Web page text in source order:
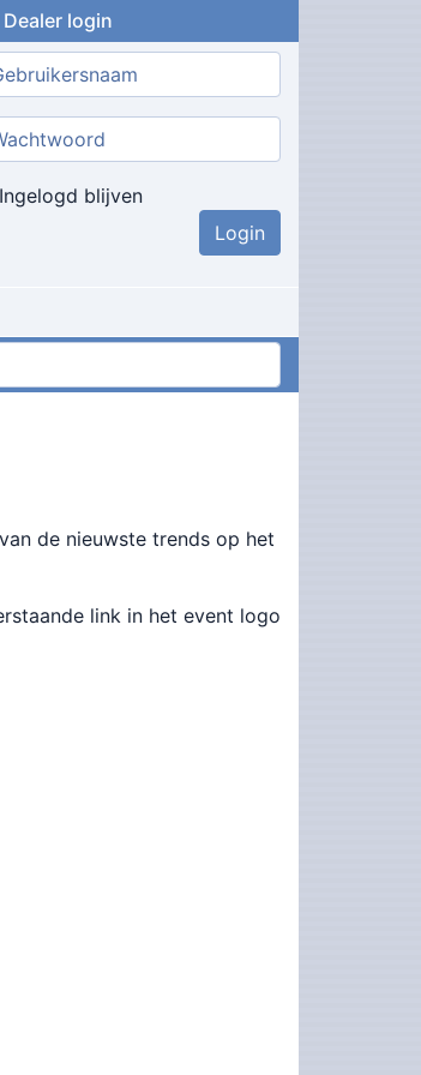
Dealer login
Ingelogd blijven
de nieuwste trends op het
link in het event logo